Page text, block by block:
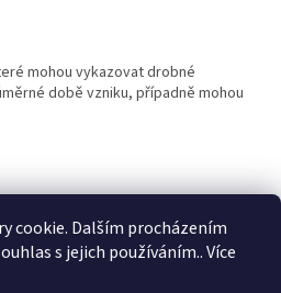
cookie. Dalším procházením
s jejich používáním.. Více
mohou vykazovat drobné
době vzniku, případně mohou
Krowki.cz